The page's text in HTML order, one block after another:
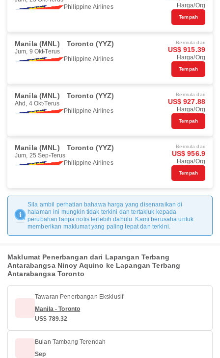
Philippine Airlines
Harga/Org
Tempah
Manila (MNL) Toronto (YYZ)
Jum, 9 Okt Terus
Philippine Airlines
Bermula dari
US$ 915.39
Harga/Org
Tempah
Manila (MNL) Toronto (YYZ)
Ahd, 4 Okt Terus
Philippine Airlines
Bermula dari
US$ 927.88
Harga/Org
Tempah
Manila (MNL) Toronto (YYZ)
Jum, 25 Sep Terus
Philippine Airlines
Bermula dari
US$ 956.9
Harga/Org
Tempah
Sila ambil perhatian bahawa harga yang disenaraikan di
halaman ini mungkin tidak terkini dan tertakluk kepada
perubahan tanpa notis terlebih dahulu. Kami berusaha untuk
memberikan maklumat yang paling tepat dan terkini.
Maklumat Penerbangan dari Lapangan Terbang
Antarabangsa Ninoy Aquino ke Lapangan Terbang
Antarabangsa Toronto
Tawaran Penerbangan Eksklusif
Manila - Toronto
US$ 789.32
Bulan Tambang Terendah
Sep